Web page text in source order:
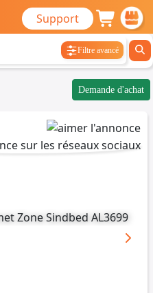
Support
Filtre avancé
Demande d'achat